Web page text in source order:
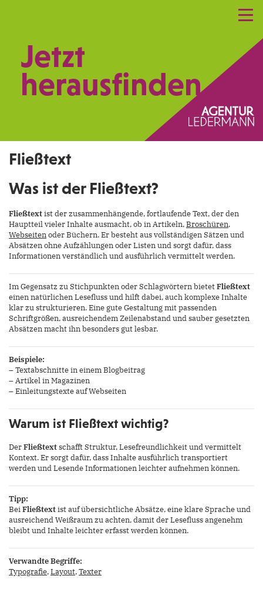
Praxismarketing
Kontakt
Jetzt
herausfinden.
Fließtext
Was ist der Fließtext?
Fließtextist der zusammenhängende, fortlaufende Text, der den
Hauptteil vieler Inhalte ausmacht, ob in Artikeln,Broschüren,
Webseitenoder Büchern. Er besteht aus vollständigen Sätzen und
Absätzen ohne Aufzählungen oder Listen und sorgt dafür, dass
Informationen verständlich und ausführlich vermittelt werden.
Im Gegensatz zu Stichpunkten oder Schlagwörtern bietetFließtext
einen natürlichen Lesefluss und hilft dabei, auch komplexe Inhalte
klar zu strukturieren. Eine gute Gestaltung mit passenden
Schriftgrößen, ausreichendem Zeilenabstand und sauber gesetzten
Absätzen macht ihn besonders gut lesbar.
Beispiele:
– Textabschnitte in einem Blogbeitrag
– Artikel in Magazinen
– Einleitungstexte auf Webseiten
Warum ist Fließtext wichtig?
DerFließtextschafft Struktur, Lesefreundlichkeit und vermittelt
Kontext. Er sorgt dafür, dass Inhalte ausführlich transportiert
werden und Lesende Informationen leichter aufnehmen können.
Tipp:
BeiFließtextist auf übersichtliche Absätze, eine klare Sprache und
ausreichend Weißraum zu achten, damit der Lesefluss angenehm
bleibt und Inhalte leichter erfasst werden können.
Verwandte Begriffe:
Typografie,Layout,Texter